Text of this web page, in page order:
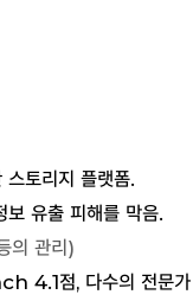
스토리지 플랫폼.
보 유출 피해를 막음.
의 관리)
4.1점, 다수의 전문